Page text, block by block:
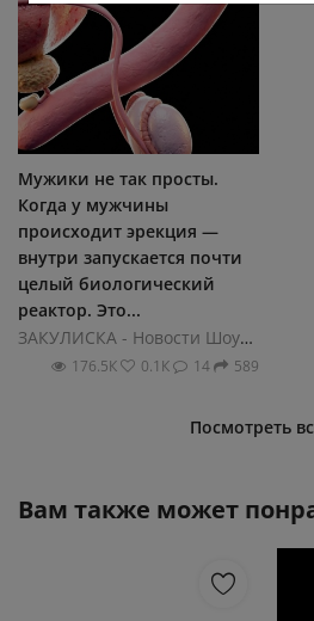
Мужики не так просты.
Когда у мужчины
происходит эрекция —
внутри запускается почти
целый биологический
реактор. Это...
ЗАКУЛИСКА - Новости ШоуБиза
176.5К 0.1К 14 589
Посмотреть
Вам также может